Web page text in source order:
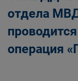
отдела
операция